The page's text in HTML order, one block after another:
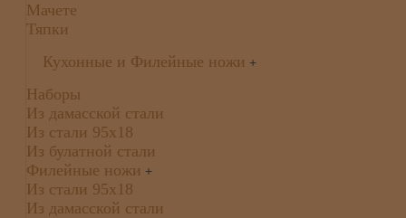
Мачете
Тяпки
Кухонные и Филейные ножи +
Наборы
Из дамасской стали
Из стали 95х18
Из булатной стали
Филейные ножи +
Из стали 95х18
Из дамасской стали